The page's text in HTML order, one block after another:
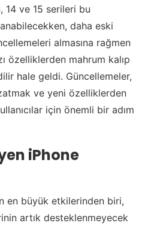
14 ve 15 serileri bu
daha eski
almasına rağmen
özelliklerden mahrum kalıp
hale geldi. Güncellemeler,
ve yeni özelliklerden
için önemli bir adım
iPhone
en büyük etkilerinden biri,
artık desteklenmeyecek